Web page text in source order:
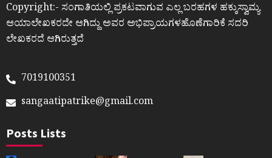
Copyright:- ಸಂಗಾತಿಯಲ್ಲಿ ಪ್ರಕಟವಾಗುವ ಎಲ್ಲ ಬರಹಗಳ ಹಕ್ಕುಸ್ವಾಮ್ಯ
ಆಯಾಲೇಖಕರದೇ ಆಗಿದ್ದು ಅವರ ಅಭಿಪ್ರಾಯಗಳಹೊಣೆಗಾರಿಕೆ ಸದರಿ
ಲೇಖಕರದೆ ಆಗಿರುತ್ತದೆ
7019100351
sangaatipatrike@gmail.com
Posts Lists